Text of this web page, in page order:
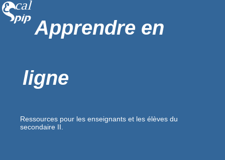
Apprendre en
ligne
Ressources pour les enseignants et les élèves du
secondaire II.